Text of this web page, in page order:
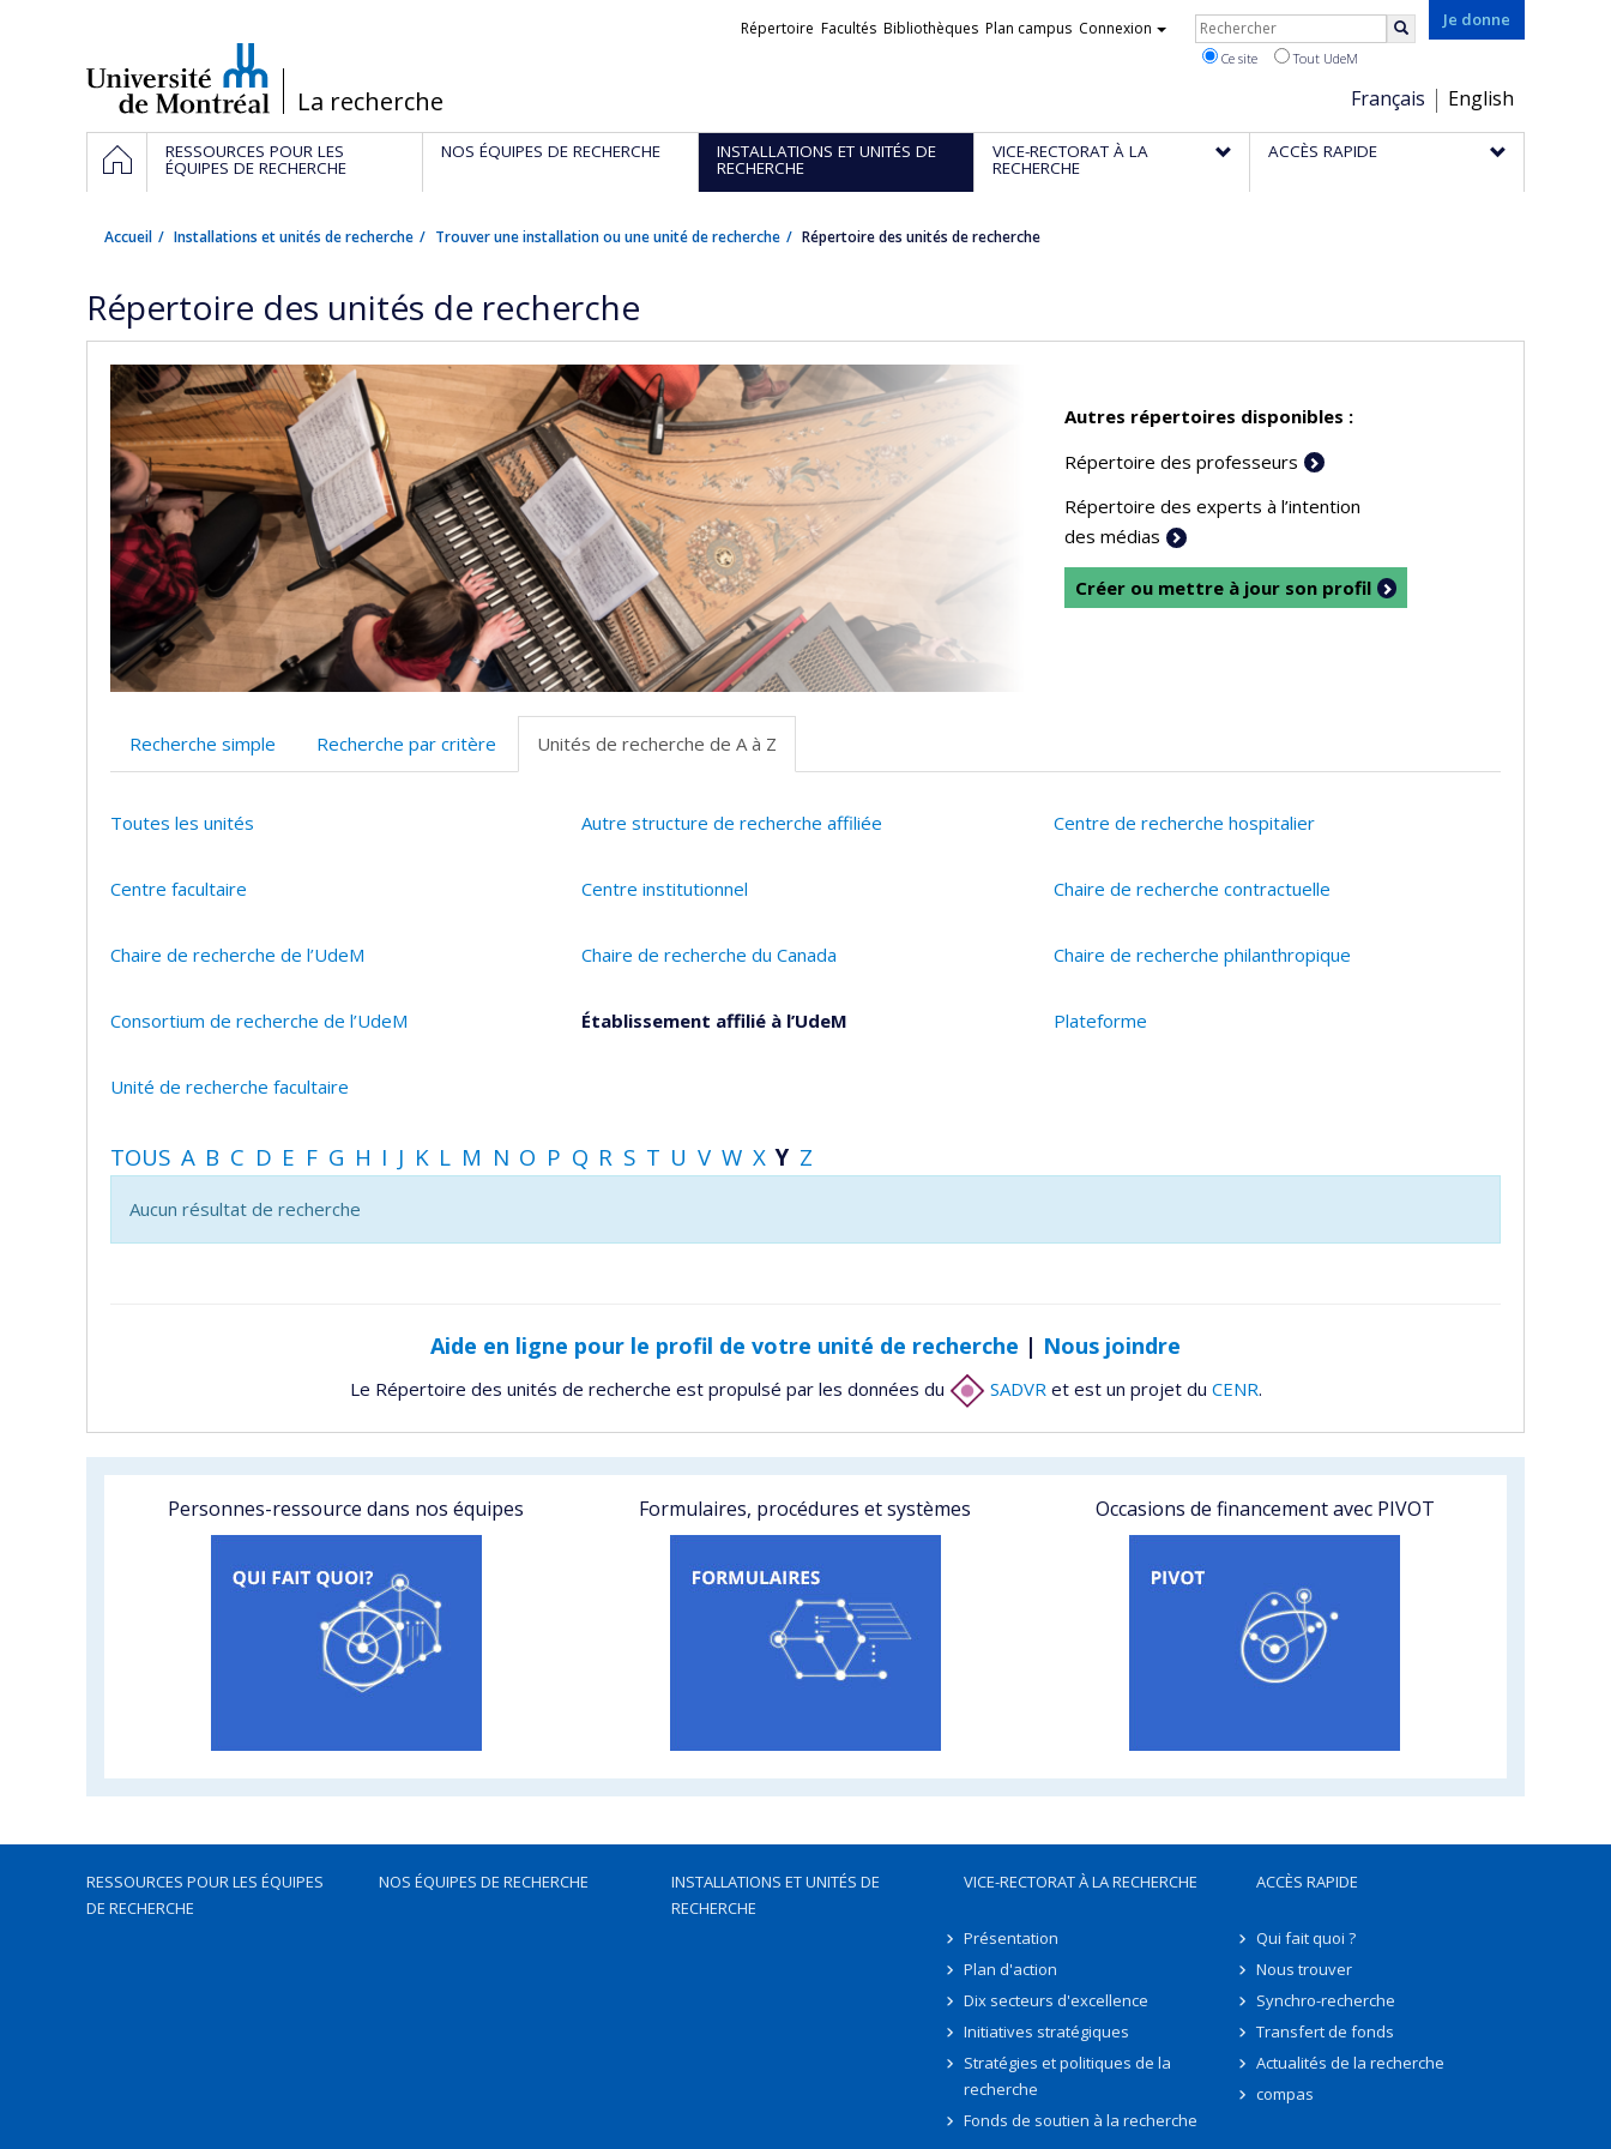
/La recherche
Je donne
Choix
de
la
Français English
Liens
Répertoire Facultés Bibliothèques Plan campus Connexion Rechercher
Ce site Tout UdeM
Navigation
principale
ACCUEILRESSOURCES POUR LES
ÉQUIPES DE RECHERCHE
NOS ÉQUIPES DE RECHERCHE INSTALLATIONS ET UNITÉS DE
RECHERCHE
VICE-RECTORAT À LA
RECHERCHE
ACCÈS RAPIDE
Accueil Installations et unités de recherche Trouver une installation ou une unité de recherche Répertoire des unités de recherche
Répertoire des unités de recherche
Autres répertoires disponibles :
Répertoire des professeurs
Répertoire des experts à l’intention
des médias
Créer ou mettre à jour son profil
Recherche simple Recherche par critère Unités de recherche de A à Z
Toutes les unités Autre structure de recherche affiliée Centre de recherche hospitalier
Centre facultaire Centre institutionnel Chaire de recherche contractuelle
Chaire de recherche de l’UdeM Chaire de recherche du Canada Chaire de recherche philanthropique
Consortium de recherche de l’UdeM Établissement affilié à l’UdeM Plateforme
Unité de recherche facultaire
TOUS A B C D E F G H I J K L M N O P Q R S T U V W X Y Z
Aucun résultat de recherche
Aide en ligne pour le profil de votre unité de recherche | Nous joindre
Le Répertoire des unités de recherche est propulsé par les données du SADVR et est un projet du CENR.
Personnes-ressource dans nos équipes Formulaires, procédures et systèmes Occasions de financement avec PIVOT
RESSOURCES POUR LES ÉQUIPES
DE RECHERCHE
NOS ÉQUIPES DE RECHERCHE
INSTALLATIONS ET UNITÉS DE
RECHERCHE
VICE-RECTORAT À LA RECHERCHE
Présentation
Plan d'action
Dix secteurs d'excellence
Initiatives stratégiques
Stratégies et politiques de la
recherche
Fonds de soutien à la recherche
ACCÈS RAPIDE
Qui fait quoi ?
Nous trouver
Synchro-recherche
Transfert de fonds
Actualités de la recherche
compas